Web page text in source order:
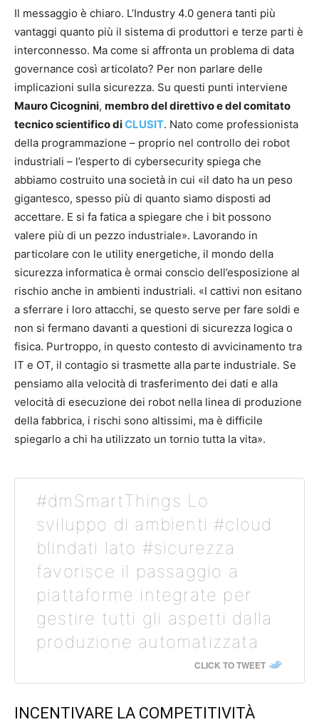
Il messaggio è chiaro. L’Industry 4.0 genera tanti più
vantaggi quanto più il sistema di produttori e terze parti è
interconnesso. Ma come si affronta un problema di data
governance così articolato? Per non parlare delle
implicazioni sulla sicurezza. Su questi punti interviene
Mauro Cicognini, membro del direttivo e del comitato
tecnico scientifico diCLUSIT. Nato come professionista
della programmazione – proprio nel controllo dei robot
industriali – l’esperto di cybersecurity spiega che
abbiamo costruito una società in cui «il dato ha un peso
gigantesco, spesso più di quanto siamo disposti ad
accettare. E si fa fatica a spiegare che i bit possono
valere più di un pezzo industriale». Lavorando in
particolare con le utility energetiche, il mondo della
sicurezza informatica è ormai conscio dell’esposizione al
rischio anche in ambienti industriali. «I cattivi non esitano
a sferrare i loro attacchi, se questo serve per fare soldi e
non si fermano davanti a questioni di sicurezza logica o
fisica. Purtroppo, in questo contesto di avvicinamento tra
IT e OT, il contagio si trasmette alla parte industriale. Se
pensiamo alla velocità di trasferimento dei dati e alla
velocità di esecuzione dei robot nella linea di produzione
della fabbrica, i rischi sono altissimi, ma è difficile
spiegarlo a chi ha utilizzato un tornio tutta la vita».
#dmSmartThings Lo
sviluppo di ambienti #cloud
blindati lato #sicurezza
favorisce il passaggio a
piattaforme integrate per
gestire tutti gli aspetti dalla
produzione automatizzata
CLICK TO TWEET
INCENTIVARE LA COMPETITIVITÀ